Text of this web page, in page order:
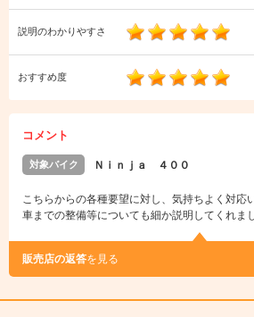
説明のわかりやすさ
おすすめ度
コメント
対象バイク Ｎｉｎｊａ ４００
こちらからの各種要望に対し、気持ちよく対応
車までの整備等についても細か説明してくれまし
販売店の返答を見る